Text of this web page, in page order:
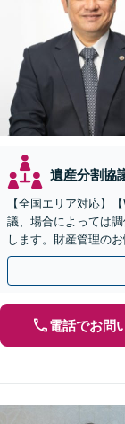
遺産分割協
【全国エリア対応】
議、場合によっては
します。財産管理の
引き継ぐ安心の事業
電話でお問